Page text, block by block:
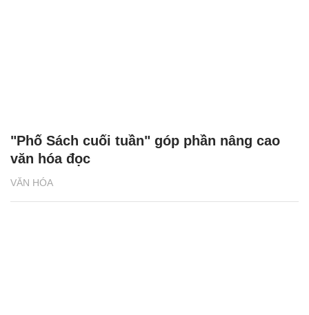
VĂN HÓA
"Phố Sách cuối tuần" góp phần nâng cao
văn hóa đọc